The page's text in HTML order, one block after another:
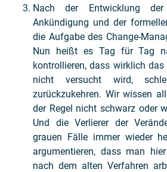
Nach der Entwicklung der
Ankündigung und der
die Aufgabe des Change-
Nun heißt es Tag für Tag
kontrollieren, dass wirklich
nicht versucht wird,
zurückzukehren. Wir wissen
der Regel nicht schwarz oder
Und die Verlierer der
grauen Fälle immer wieder
argumentieren, dass man
nach dem alten Verfahren